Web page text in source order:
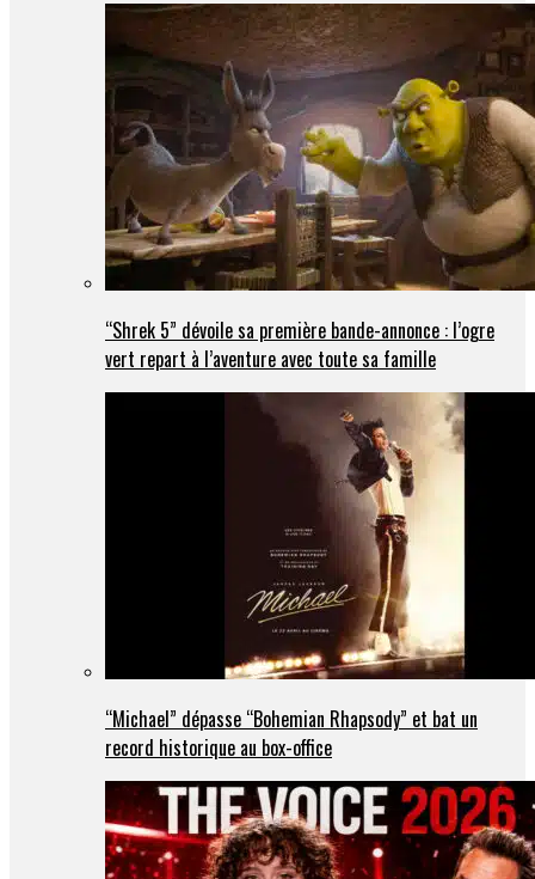
“Shrek 5” dévoile sa première bande-annonce : l’ogre
vert repart à l’aventure avec toute sa famille
“Michael” dépasse “Bohemian Rhapsody” et bat un
record historique au box-office